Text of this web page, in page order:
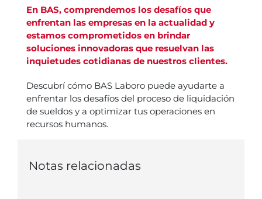
En BAS, comprendemos los desafíos que
enfrentan las empresas en la actualidad y
estamos comprometidos en brindar
soluciones innovadoras que resuelvan las
inquietudes cotidianas de nuestros clientes.
Descubrí cómo BAS Laboro puede ayudarte a
enfrentar los desafíos del proceso de liquidación
de sueldos y a optimizar tus operaciones en
recursos humanos.
Notas relacionadas